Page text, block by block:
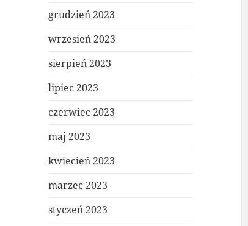
grudzień 2023
wrzesień 2023
sierpień 2023
lipiec 2023
czerwiec 2023
maj 2023
kwiecień 2023
marzec 2023
styczeń 2023